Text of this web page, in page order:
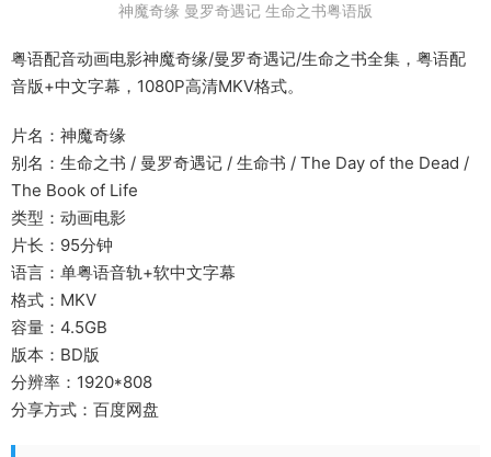
神魔奇缘 曼罗奇遇记 生命之书粤语版
粤语配音动画电影神魔奇缘/曼罗奇遇记/生命之书全集，粤语配
音版+中文字幕，1080P高清MKV格式。
片名：神魔奇缘
别名：生命之书 / 曼罗奇遇记 / 生命书 / The Day of the Dead /
The Book of Life
类型：动画电影
片长：95分钟
语言：单粤语音轨+软中文字幕
格式：MKV
容量：4.5GB
版本：BD版
分辨率：1920*808
分享方式：百度网盘